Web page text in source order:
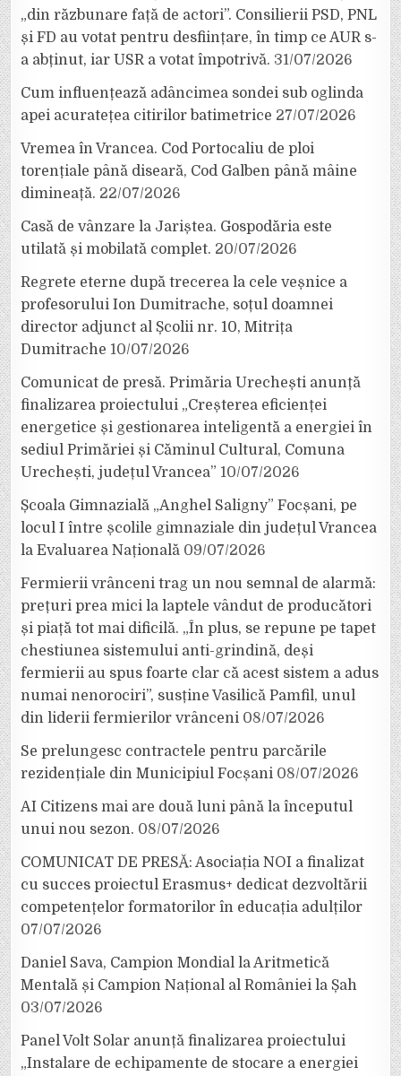
„din răzbunare față de actori”. Consilierii PSD, PNL
și FD au votat pentru desființare, în timp ce AUR s-
a abținut, iar USR a votat împotrivă. 31/07/2026
Cum influențează adâncimea sondei sub oglinda
apei acuratețea citirilor batimetrice 27/07/2026
Vremea în Vrancea. Cod Portocaliu de ploi
torențiale până diseară, Cod Galben până mâine
dimineață. 22/07/2026
Casă de vânzare la Jariștea. Gospodăria este
utilată și mobilată complet. 20/07/2026
Regrete eterne după trecerea la cele veșnice a
profesorului Ion Dumitrache, soțul doamnei
director adjunct al Școlii nr. 10, Mitrița
Dumitrache 10/07/2026
Comunicat de presă. Primăria Urechești anunță
finalizarea proiectului „Creșterea eficienței
energetice și gestionarea inteligentă a energiei în
sediul Primăriei și Căminul Cultural, Comuna
Urechești, județul Vrancea” 10/07/2026
Școala Gimnazială „Anghel Saligny” Focșani, pe
locul I între școlile gimnaziale din județul Vrancea
la Evaluarea Națională 09/07/2026
Fermierii vrânceni trag un nou semnal de alarmă:
prețuri prea mici la laptele vândut de producători
și piață tot mai dificilă. „În plus, se repune pe tapet
chestiunea sistemului anti-grindină, deși
fermierii au spus foarte clar că acest sistem a adus
numai nenorociri”, susține Vasilică Pamfil, unul
din liderii fermierilor vrânceni 08/07/2026
Se prelungesc contractele pentru parcările
rezidențiale din Municipiul Focșani 08/07/2026
AI Citizens mai are două luni până la începutul
unui nou sezon. 08/07/2026
COMUNICAT DE PRESĂ: Asociația NOI a finalizat
cu succes proiectul Erasmus+ dedicat dezvoltării
competențelor formatorilor în educația adulților
07/07/2026
Daniel Sava, Campion Mondial la Aritmetică
Mentală și Campion Național al României la Șah
03/07/2026
Panel Volt Solar anunță finalizarea proiectului
„Instalare de echipamente de stocare a energiei